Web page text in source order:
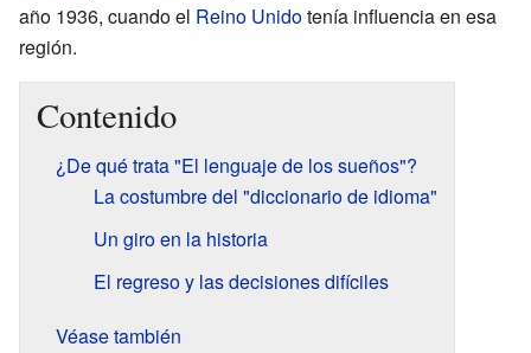
año 1936, cuando el Reino Unidotenía influencia en esa
región.
Contenido
¿De qué trata "El lenguaje de los sueños"?
La costumbre del "diccionario de idioma"
Un giro en la historia
El regreso y las decisiones difíciles
Véase también